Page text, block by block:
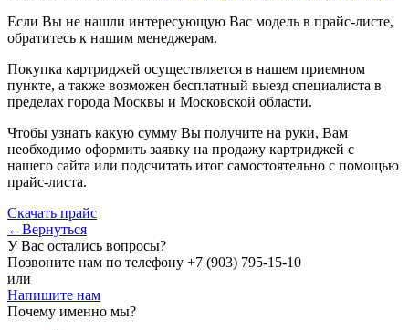
Если Вы не нашли интересующую Вас модель в прайс-листе,
обратитесь к нашим менеджерам.
Покупка картриджей осуществляется в нашем приемном
пункте, а также возможен бесплатный выезд специалиста в
пределах города Москвы и Московской области.
Чтобы узнать какую сумму Вы получите на руки, Вам
необходимо оформить заявку на продажу картриджей с
нашего сайта или подсчитать итог самостоятельно с помощью
прайс-листа.
Скачать прайс
←Вернуться
У Вас остались вопросы?
Позвоните нам по телефону +7 (903) 795-15-10
или
Напишите нам
Почему именно мы?